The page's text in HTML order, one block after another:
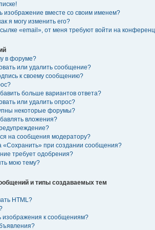
изображение вместе со своим именем?
я могу изменить его?
«email», от меня требуют войти на
в форуме?
или удалить сообщение?
к своему сообщению?
больше вариантов ответа?
или удалить опрос?
некоторые форумы?
вложения?
на сообщения модератору?
«Сохранить» при создании сообщения?
требует одобрения?
мою тему?
и типы создаваемых тем
HTML?
изображения к сообщениям?